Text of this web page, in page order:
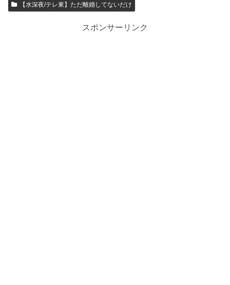
【水深夜/テレ東】ただ離婚してないだけ
スポンサーリンク